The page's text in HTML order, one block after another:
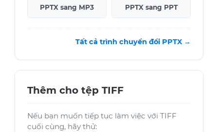
PPTX sang MP3 PPTX sang PPT
Tất cả trình chuyển đổi PPTX →
Thêm cho tệp TIFF
Nếu bạn muốn tiếp tục làm việc với TIFF
cuối cùng, hãy thử: